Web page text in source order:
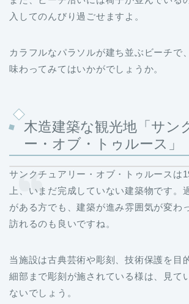
入してのんびり過ごせますよ。
カラフルなパラソルが建ち並ぶビーチで
味わってみてはいかがでしょうか。
木造建築な観光地「サン
ー・オブ・トゥルース」
サンクチュアリー・オブ・トゥルースは
上、いまだ完成していない建築物です。
がある方でも、建築が進み雰囲気が変わ
訪れるのも良いですね。
当施設は古典芸術や彫刻、技術保護を目
細部まで彫刻が施されている様は、見て
ないでしょう。